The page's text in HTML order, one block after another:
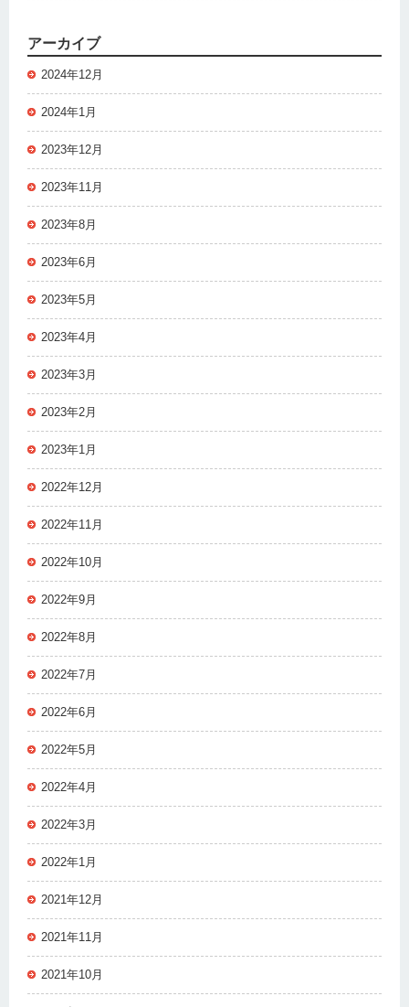
アーカイブ
2024年12月
2024年1月
2023年12月
2023年11月
2023年8月
2023年6月
2023年5月
2023年4月
2023年3月
2023年2月
2023年1月
2022年12月
2022年11月
2022年10月
2022年9月
2022年8月
2022年7月
2022年6月
2022年5月
2022年4月
2022年3月
2022年1月
2021年12月
2021年11月
2021年10月